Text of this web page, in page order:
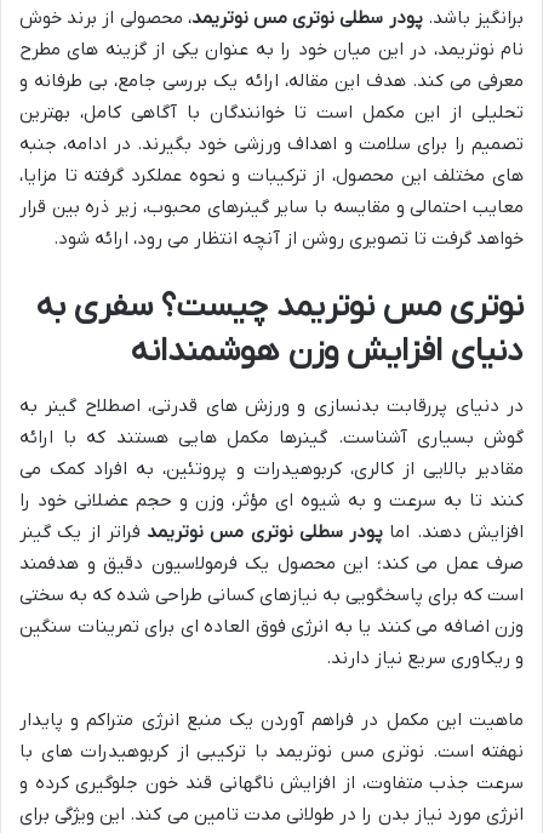
برانگیز باشد.پودر سطلی نوتری مس نوتریمد، محصولی از برند خوش
نام نوتریمد، در این میان خود را به عنوان یکی از گزینه های مطرح
معرفی می کند. هدف این مقاله، ارائه یک بررسی جامع، بی طرفانه و
تحلیلی از این مکمل است تا خوانندگان با آگاهی کامل، بهترین
تصمیم را برای سلامت و اهداف ورزشی خود بگیرند. در ادامه، جنبه
های مختلف این محصول، از ترکیبات و نحوه عملکرد گرفته تا مزایا،
معایب احتمالی و مقایسه با سایر گینرهای محبوب، زیر ذره بین قرار
خواهد گرفت تا تصویری روشن از آنچه انتظار می رود، ارائه شود.
نوتری مس نوتریمد چیست؟ سفری به
دنیای افزایش وزن هوشمندانه
در دنیای پررقابت بدنسازی و ورزش های قدرتی، اصطلاح گینر به
گوش بسیاری آشناست. گینرها مکمل هایی هستند که با ارائه
مقادیر بالایی از کالری، کربوهیدرات و پروتئین، به افراد کمک می
کنند تا به سرعت و به شیوه ای مؤثر، وزن و حجم عضلانی خود را
افزایش دهند. اما پودر سطلی نوتری مس نوتریمدفراتر از یک گینر
صرف عمل می کند؛ این محصول یک فرمولاسیون دقیق و هدفمند
است که برای پاسخگویی به نیازهای کسانی طراحی شده که به سختی
وزن اضافه می کنند یا به انرژی فوق العاده ای برای تمرینات سنگین
و ریکاوری سریع نیاز دارند.
ماهیت این مکمل در فراهم آوردن یک منبع انرژی متراکم و پایدار
نهفته است. نوتری مس نوتریمد با ترکیبی از کربوهیدرات های با
سرعت جذب متفاوت، از افزایش ناگهانی قند خون جلوگیری کرده و
انرژی مورد نیاز بدن را در طولانی مدت تامین می کند. این ویژگی برای